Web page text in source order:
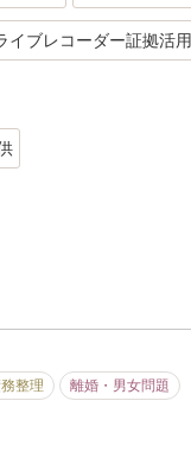
イブレコーダー証拠活用
整理 離婚・男女問題